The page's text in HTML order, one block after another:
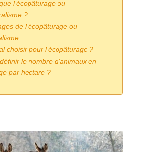
l’écopâturage ou
?
de l’écopâturage ou
:
choisir pour l’écopâturage ?
le nombre d’animaux en
par hectare ?